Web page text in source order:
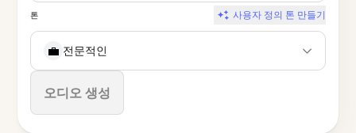
톤 사용자 정의 톤 만들기
💼 전문적인
오디오 생성
중지